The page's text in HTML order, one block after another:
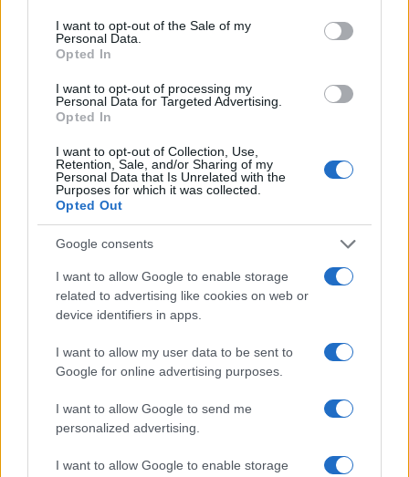
consent section.
I want to opt-out of the Sale of my
Personal Data.
Opted In
I want to opt-out of processing my
Personal Data for Targeted Advertising.
Opted In
I want to opt-out of Collection, Use,
Retention, Sale, and/or Sharing of my
Personal Data that Is Unrelated with the
Purposes for which it was collected.
Opted Out
Google consents
I want to allow Google to enable storage
related to advertising like cookies on web or
device identifiers in apps.
I want to allow my user data to be sent to
Google for online advertising purposes.
I want to allow Google to send me
personalized advertising.
I want to allow Google to enable storage
presentano come un evento da non perdere per
chi ama la pallavolo
Francesca Lombardi
Francesca Lombardi, fiorentina, prese appunti
tecnici dal primo box di un circuito toscano e
redazione sostiene un approccio metodico
cronaca' e conserva i fogli di appunti del
debutto tecnico in autodromo.